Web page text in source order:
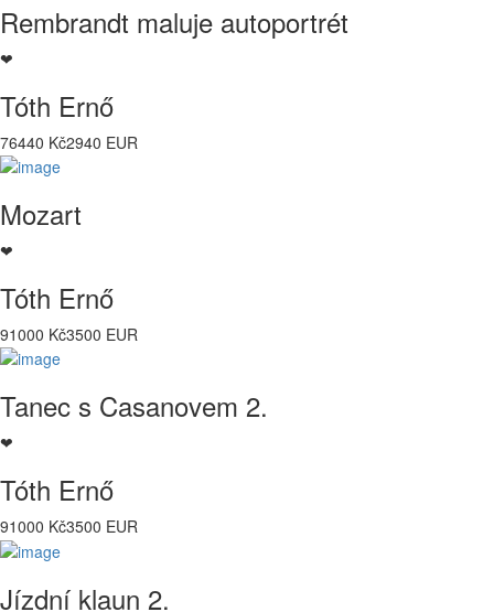
Rembrandt maluje autoportrét
❤
Tóth Ernő
76440 Kč2940 EUR
Mozart
❤
Tóth Ernő
91000 Kč3500 EUR
Tanec s Casanovem 2.
❤
Tóth Ernő
91000 Kč3500 EUR
Jízdní klaun 2.